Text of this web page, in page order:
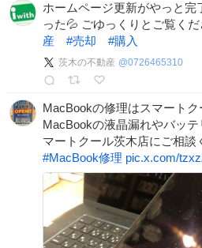
ホームページ更新がやっと完
った💦 ごゆっくりとご覧くだ
産
#売却 #購入
茨木の不動産 @0726465310
MacBookの修理はスマート
MacBookの液晶漏れやバッ
マートクール茨木店にご相談
#MacBook修理 pic.x.com/